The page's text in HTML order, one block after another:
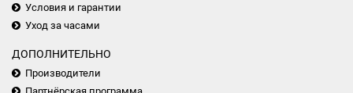
Условия и гарантии
Уход за часами
ДОПОЛНИТЕЛЬНО
Производители